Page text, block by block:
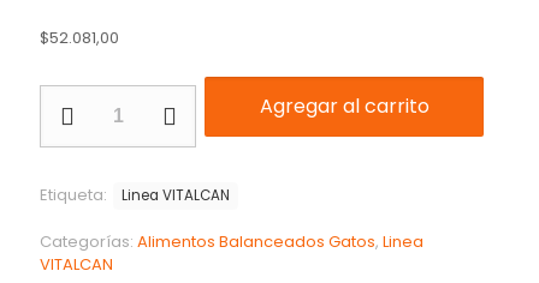
$52.081,00
Agregar al carrito
Etiqueta: Linea VITALCAN
Categorías: Alimentos Balanceados Gatos, Linea
VITALCAN